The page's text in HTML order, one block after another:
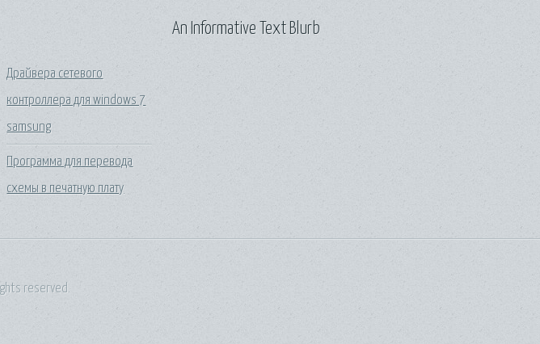
Драйвера сетевого
контроллера для windows 7
samsung
Программа для перевода
схемы в печатную плату
An Informative Text Blurb
reserved.